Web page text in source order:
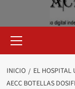
primario
INICIO
EL HOSPITAL
AECC BOTELLAS